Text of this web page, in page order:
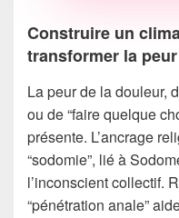
Construire un
transformer la
La peur de la douleur,
ou de “faire quelque
présente. L’ancrage
“sodomie”, lié à
l’inconscient collectif.
“pénétration anale”